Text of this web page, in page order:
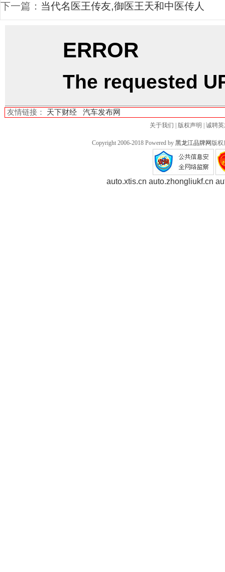
下一篇： 当代名医王传友,御医王天和中医传人
友情链接： 天下财经 汽车发布网
关于我们 版权声明 诚聘
Copyright 2006-2018 Powered by 黑龙江品牌网 版
auto.xtis.cn auto.zhongliukf.cn